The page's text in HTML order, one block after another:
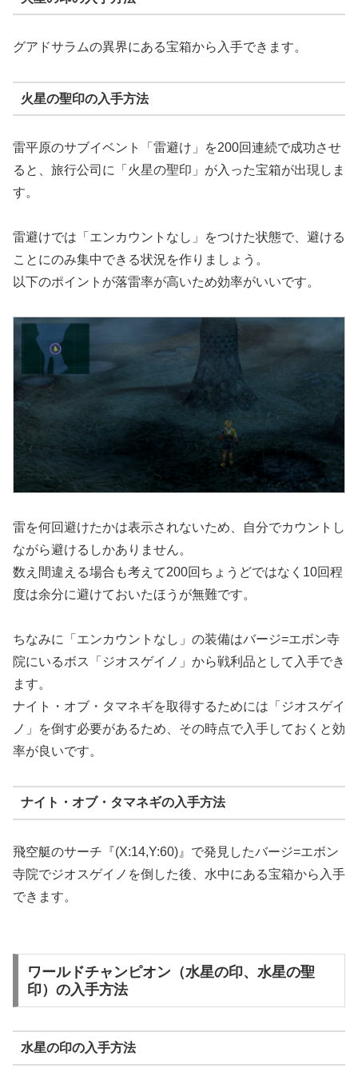
グアドサラムの異界にある宝箱から入手できます。
火星の聖印の入手方法
雷平原のサブイベント「雷避け」を200回連続で成功させ
ると、旅行公司に「火星の聖印」が入った宝箱が出現しま
す。
雷避けでは「エンカウントなし」をつけた状態で、避ける
ことにのみ集中できる状況を作りましょう。
以下のポイントが落雷率が高いため効率がいいです。
雷を何回避けたかは表示されないため、自分でカウントし
ながら避けるしかありません。
数え間違える場合も考えて200回ちょうどではなく10回程
度は余分に避けておいたほうが無難です。
ちなみに「エンカウントなし」の装備はバージ=エボン寺
院にいるボス「ジオスゲイノ」から戦利品として入手でき
ます。
ナイト・オブ・タマネギを取得するためには「ジオスゲイ
ノ」を倒す必要があるため、その時点で入手しておくと効
率が良いです。
ナイト・オブ・タマネギの入手方法
飛空艇のサーチ『(X:14,Y:60)』で発見したバージ=エボン
寺院でジオスゲイノを倒した後、水中にある宝箱から入手
できます。
ワールドチャンピオン（水星の印、水星の聖
印）の入手方法
水星の印の入手方法